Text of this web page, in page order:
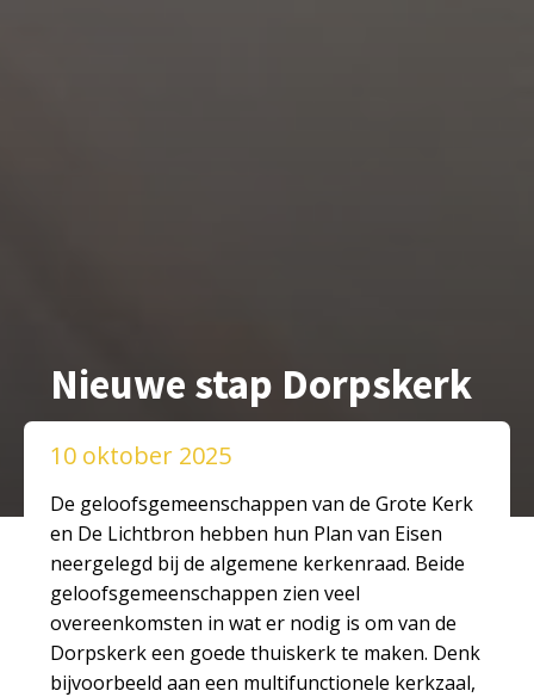
Nieuwe stap Dorpskerk
10 oktober 2025
De geloofsgemeenschappen van de Grote Kerk
en De Lichtbron hebben hun Plan van Eisen
neergelegd bij de algemene kerkenraad. Beide
geloofsgemeenschappen zien veel
overeenkomsten in wat er nodig is om van de
Dorpskerk een goede thuiskerk te maken. Denk
bijvoorbeeld aan een multifunctionele kerkzaal,